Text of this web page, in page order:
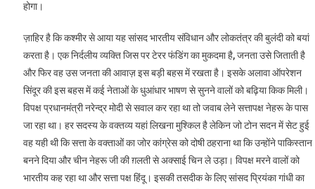
होगा।
ज़ाहिर है कि कश्मीर से आया यह सांसद भारतीय संविधान और लोकतंत्र की बुलंदी को बयां
करता है। एक निर्दलीय व्यक्ति जिस पर टेरर फंडिंग का मुकदमा है, जनता उसे जिताती है
और फिर वह उस जनता की आवाज़ इस बड़ी बहस में रखता है। इसके अलावा ऑपरेशन
सिंदूर की इस बहस में कई नेताओं के धुआंधार भाषण से सुनने वालों को बढ़िया किक मिली।
विपक्ष प्रधानमंत्री नरेन्द्र मोदी से सवाल कर रहा था तो जवाब लेने सत्तापक्ष नेहरू के पास
जा रहा था। हर सदस्य के वक्तव्य यहां लिखना मुश्किल है लेकिन जो टोन सदन में सेट हुई
वह यही थी कि सत्ता के वक्ताओं का जोर कांग्रेस को दोषी ठहराना था कि उन्होंने पाकिस्तान
बनने दिया और चीन नेहरू जी की ग़लती से अक्साई चिन ले उड़ा। विपक्ष मरने वालों को
भारतीय कह रहा था और सत्ता पक्ष हिंदू। इसकी तसदीक के लिए सांसद प्रियंका गांधी का